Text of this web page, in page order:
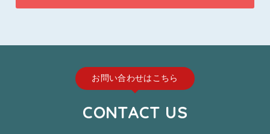
お問い合わせはこちら
CONTACT US